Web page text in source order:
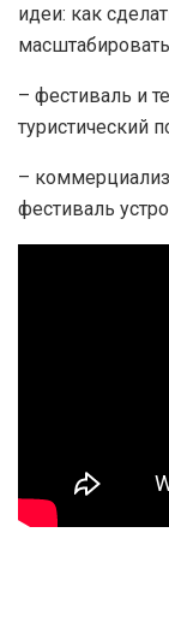
идеи: как
– фестиваль и
туристический
–
фестиваль